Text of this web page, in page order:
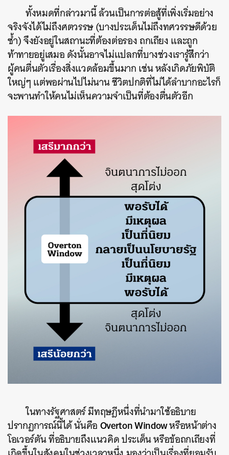
ทั้งหมดที่กล่าวมานี้ ล้วนเป็นการต่อสู้ที่เพิ่งเริ่มอย่าง
จริงจังได้ไม่ถึงศตวรรษ (บางประเด็นไม่ถึงทศวรรษดีด้วย
ซ้ำ) จึงยังอยู่ในสถานะที่ต้องต่อรอง ถกเถียง และถูก
ท้าทายอยู่เสมอ ดังนั้นอาจไม่แปลกที่บางช่วงเรารู้สึกว่า
ผู้คนตื่นตัวเรื่องสิ่งแวดล้อมขึ้นมาก เช่น หลังเกิดภัยพิบัติ
ใหญ่ๆ แต่พอผ่านไปไม่นาน ชีวิตปกติที่ไม่ได้ลำบากอะไรก็
จะพานทำให้คนไม่เห็นความจำเป็นที่ต้องตื่นตัวอีก
ในทางรัฐศาสตร์ มีทฤษฎีหนึ่งที่นำมาใช้อธิบาย
ปรากฏการณ์นี้ได้ นั่นคือOverton Windowหรือหน้าต่าง
โอเวอร์ตัน ที่อธิบายถึงแนวคิด ประเด็น หรือข้อถกเถียงที่